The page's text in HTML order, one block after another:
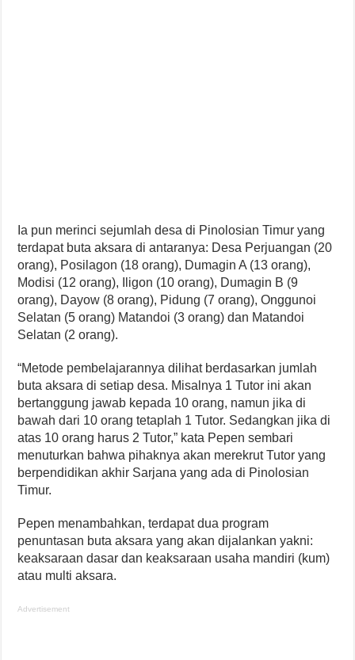
Ia pun merinci sejumlah desa di Pinolosian Timur yang
terdapat buta aksara di antaranya: Desa Perjuangan (20
orang), Posilagon (18 orang), Dumagin A (13 orang),
Modisi (12 orang), Iligon (10 orang), Dumagin B (9
orang), Dayow (8 orang), Pidung (7 orang), Onggunoi
Selatan (5 orang) Matandoi (3 orang) dan Matandoi
Selatan (2 orang).
“Metode pembelajarannya dilihat berdasarkan jumlah
buta aksara di setiap desa. Misalnya 1 Tutor ini akan
bertanggung jawab kepada 10 orang, namun jika di
bawah dari 10 orang tetaplah 1 Tutor. Sedangkan jika di
atas 10 orang harus 2 Tutor,” kata Pepen sembari
menuturkan bahwa pihaknya akan merekrut Tutor yang
berpendidikan akhir Sarjana yang ada di Pinolosian
Timur.
Pepen menambahkan, terdapat dua program
penuntasan buta aksara yang akan dijalankan yakni:
keaksaraan dasar dan keaksaraan usaha mandiri (kum)
atau multi aksara.
Advertisement